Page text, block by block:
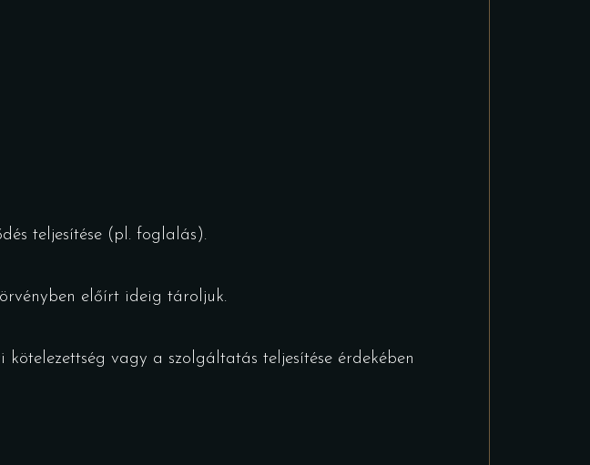
teljesítése (pl. foglalás).
előírt ideig tároljuk.
vagy a szolgáltatás teljesítése érdekében